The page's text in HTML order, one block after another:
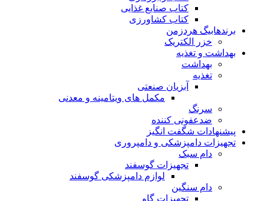
کتاب صنایع غذایی
کتاب کشاورزی
برندهابیگ هردزمن
خزر الکتریک
بهداشت و تغذیه
بهداشت
تغذیه
آبزیان صنعتی
مکمل های ویتامینه و معدنی
سرنگ
ضدعفونی کننده
پیشنهادات شگفت انگیز
تجهیزات دامپزشکی و دامپروری
دام سبک
تجهیزات گوسفند
لوازم دامپزشکی گوسفند
دام سنگین
تجهیزات گاو